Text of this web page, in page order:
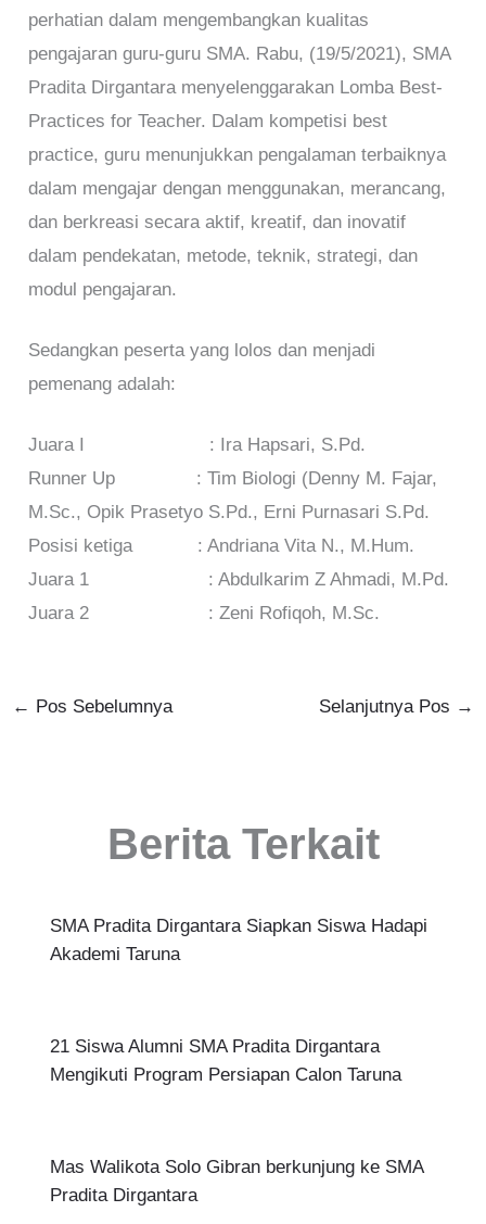
perhatian dalam mengembangkan kualitas
pengajaran guru-guru SMA. Rabu, (19/5/2021), SMA
Pradita Dirgantara menyelenggarakan Lomba Best-
Practices for Teacher. Dalam kompetisi best
practice, guru menunjukkan pengalaman terbaiknya
dalam mengajar dengan menggunakan, merancang,
dan berkreasi secara aktif, kreatif, dan inovatif
dalam pendekatan, metode, teknik, strategi, dan
modul pengajaran.
Sedangkan peserta yang lolos dan menjadi
pemenang adalah:
Juara I : Ira Hapsari, S.Pd.
Runner Up : Tim Biologi (Denny M. Fajar,
M.Sc., Opik Prasetyo S.Pd., Erni Purnasari S.Pd.
Posisi ketiga : Andriana Vita N., M.Hum.
Juara 1 : Abdulkarim Z Ahmadi, M.Pd.
Juara 2 : Zeni Rofiqoh, M.Sc.
← Pos Sebelumnya Selanjutnya Pos →
Berita Terkait
SMA Pradita Dirgantara Siapkan Siswa Hadapi
Akademi Taruna
21 Siswa Alumni SMA Pradita Dirgantara
Mengikuti Program Persiapan Calon Taruna
Mas Walikota Solo Gibran berkunjung ke SMA
Pradita Dirgantara